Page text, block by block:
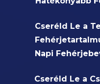
Cseréld Le a
Napi
Cseréld Le a